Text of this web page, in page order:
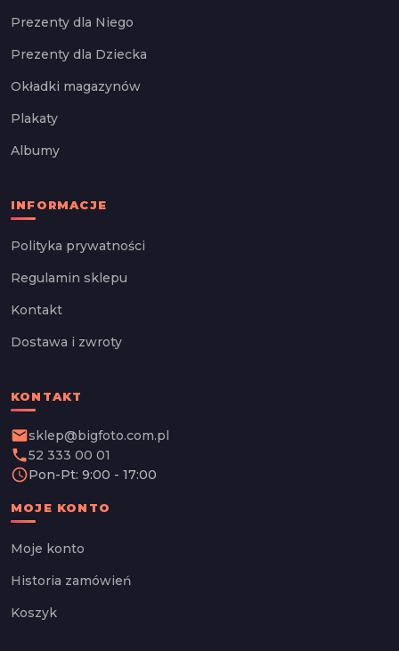
Prezenty dla Niego
Prezenty dla Dziecka
Okładki magazynów
Plakaty
Albumy
INFORMACJE
Polityka prywatności
Regulamin sklepu
Kontakt
Dostawa i zwroty
KONTAKT
emailsklep@bigfoto.com.pl
phone52 333 00 01
schedulePon-Pt: 9:00 - 17:00
MOJE KONTO
Moje konto
Historia zamówień
Koszyk